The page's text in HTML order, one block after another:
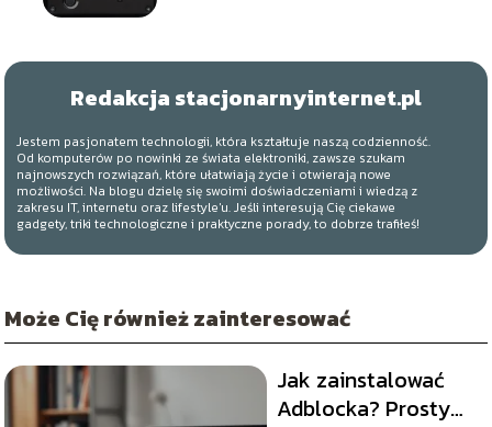
Redakcja stacjonarnyinternet.pl
Jestem pasjonatem technologii, która kształtuje naszą codzienność.
Od komputerów po nowinki ze świata elektroniki, zawsze szukam
najnowszych rozwiązań, które ułatwiają życie i otwierają nowe
możliwości. Na blogu dzielę się swoimi doświadczeniami i wiedzą z
zakresu IT, internetu oraz lifestyle'u. Jeśli interesują Cię ciekawe
gadgety, triki technologiczne i praktyczne porady, to dobrze trafiłeś!
Może Cię również zainteresować
Jak zainstalować
Adblocka? Prosty